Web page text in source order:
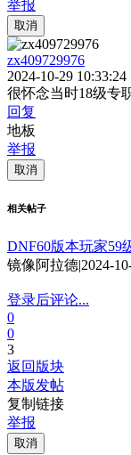
举报
取消
zx409729976
2024-10-29 10:33:24
很怀念当时18级专
回复
地板
举报
取消
相关帖子
DNF60版本玩家59
镜像阿拉德|2024-
登录后评论...
0
0
3
返回版块
本版发帖
复制链接
举报
取消